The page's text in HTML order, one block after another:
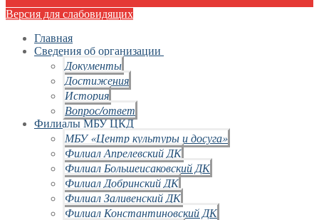
Версия для слабовидящих
Главная
Сведения об организации
Документы
Достижения
История
Вопрос/ответ
Филиалы МБУ ЦКД
МБУ «Центр культуры и досуга»
Филиал Апрелевский ДК
Филиал Большеисаковский ДК
Филиал Добринский ДК
Филиал Заливенский ДК
Филиал Константиновский ДК